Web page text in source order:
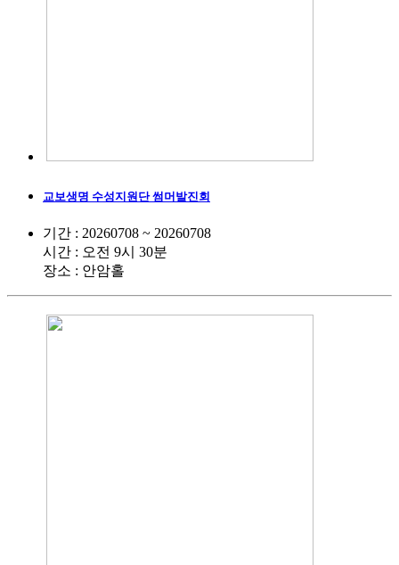
교보생명 수성지원단 썸머발진회
기간 : 20260708 ~ 20260708
시간 : 오전 9시 30분
장소 : 안암홀